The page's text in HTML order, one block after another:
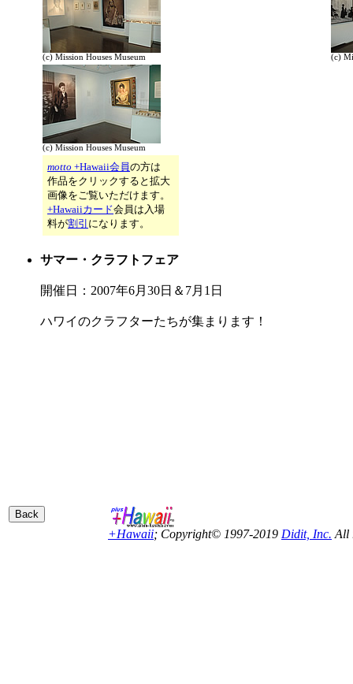
(c) Mission Houses Museum (c)
(c) Mission Houses Museum
motto +Hawaii会員の方は
作品をクリックすると拡大
画像をご覧いただけます。
+Hawaiiカード会員は入場
料が割引 になります。
サマー・クラフトフェア
開催日：2007年6月30日＆7月1日
ハワイのクラフターたちが集まります！
+Hawaii; Copyright© 1997-2019 Didit, Inc. All